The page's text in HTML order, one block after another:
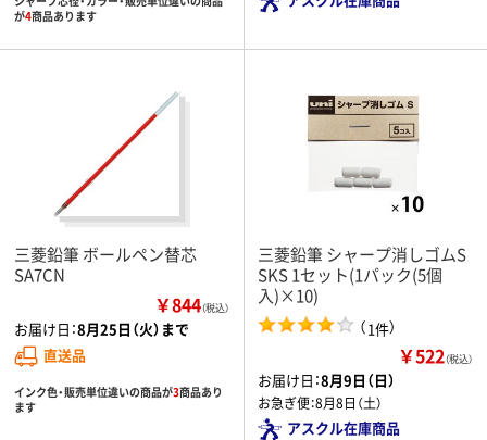
が4商品あります
三菱鉛筆 ボールペン替芯
SA7CN
￥844（税込）
お届け日：8月25日（火）まで
直送品
インク色・販売単位違いの商品が3商品あり
ます
三菱鉛筆 シャープ消しゴムS
SKS 1セット(1パック(5個
入)×10)
（1件）
￥522（税込）
お届け日：8月9日（日）
お急ぎ便：8月8日（土）
アスクル在庫商品